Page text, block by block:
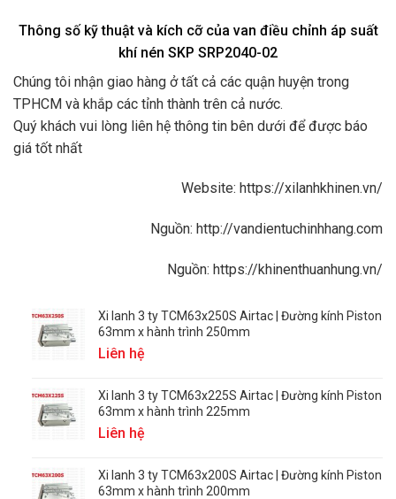
Thông số kỹ thuật và kích cỡ của van điều chỉnh áp suất
khí nén SKP SRP2040-02
Chúng tôi nhận giao hàng ở tất cả các quận huyện trong
TPHCM và khắp các tỉnh thành trên cả nước.
Quý khách vui lòng liên hệ thông tin bên dưới để được báo
giá tốt nhất
Website: https://xilanhkhinen.vn/
Nguồn: http://vandientuchinhhang.com
Nguồn: https://khinenthuanhung.vn/
Xi lanh 3 ty TCM63x250S Airtac | Đường kính Piston
63mm x hành trình 250mm
Liên hệ
Xi lanh 3 ty TCM63x225S Airtac | Đường kính Piston
63mm x hành trình 225mm
Liên hệ
Xi lanh 3 ty TCM63x200S Airtac | Đường kính Piston
63mm x hành trình 200mm